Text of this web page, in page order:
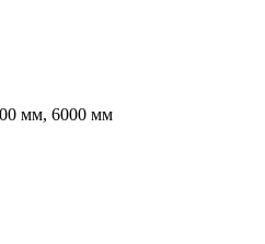
мм, 6000 мм